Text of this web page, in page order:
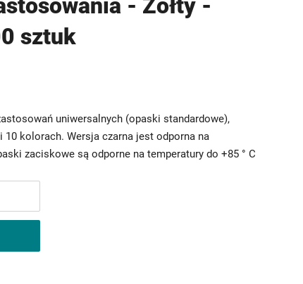
- Żółty -
sztuk
uniwersalnych (opaski standardowe),
10 kolorach. Wersja czarna jest odporna na
zaciskowe są odporne na temperatury do +85 ° C